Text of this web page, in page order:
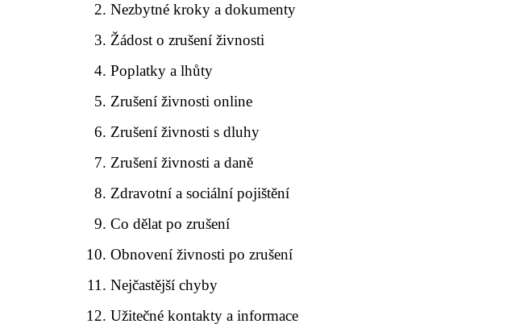
Nezbytné kroky a dokumenty
Žádost o zrušení živnosti
Poplatky a lhůty
Zrušení živnosti online
Zrušení živnosti s dluhy
Zrušení živnosti a daně
Zdravotní a sociální pojištění
Co dělat po zrušení
Obnovení živnosti po zrušení
Nejčastější chyby
Užitečné kontakty a informace